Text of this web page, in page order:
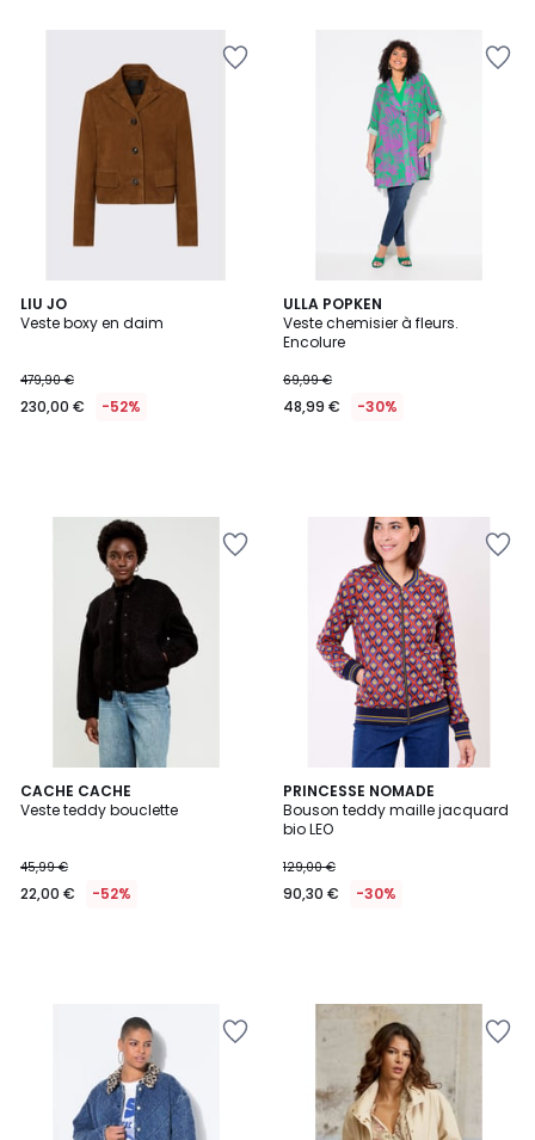
LIU JO
Veste boxy en daim
479,90 €
230,00 € -52%
ULLA POPKEN
Veste chemisier à fleurs.
Encolure
69,99 €
48,99 € -30%
CACHE CACHE
Veste teddy bouclette
45,99 €
22,00 € -52%
PRINCESSE NOMADE
Bouson teddy maille jacquard
bio LEO
129,00 €
90,30 € -30%